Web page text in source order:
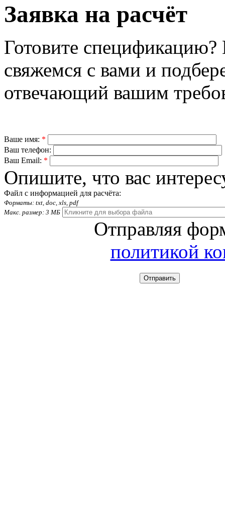
Заявка на расчёт
Готовите
свяжемся с вами и
отвечающий вашим
Ваше имя: *
Ваш телефон:
Ваш Email: *
Опишите, что вас
Файл с информацией для расчёта:
Форматы: txt, doc, xls, pdf
Макс. размер: 3 МБ
Отправляя
политикой
Отправить